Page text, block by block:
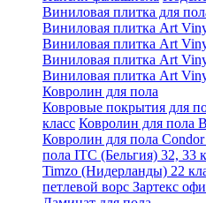
Виниловая плитка для
Виниловая плитка Art
Виниловая плитка Art
Виниловая плитка Art
Виниловая плитка Art
Ковролин для пола
Ковровые покрытия для
класс Ковролин для пола
Ковролин для пола
пола ITC (Бельгия) 32, 33
Timzo (Нидерланды) 22
петлевой ворс Зартекс